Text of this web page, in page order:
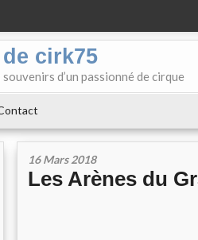
cirk75
d’un passionné de cirque
16 Mars 2018
Les Arènes du